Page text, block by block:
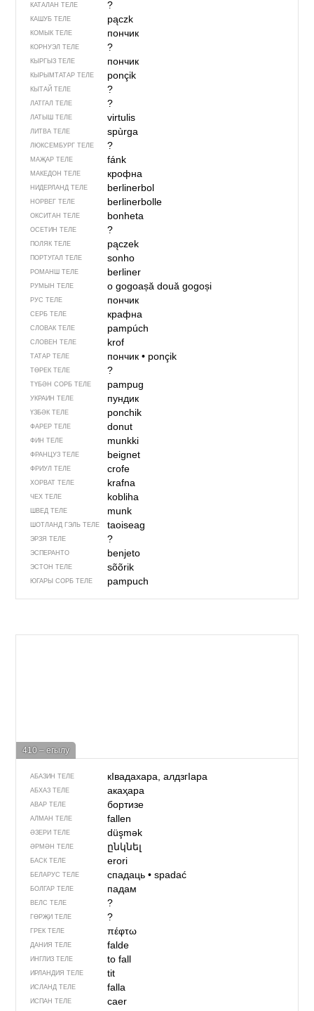
КАТАЛАН ТЕЛЕ ?
КАШУБ ТЕЛЕ pączk
КОМЫК ТЕЛЕ пончик
КОРНУЭЛ ТЕЛЕ ?
КЫРГЫЗ ТЕЛЕ пончик
КЫРЫМТАТАР ТЕЛЕ ponçik
КЫТАЙ ТЕЛЕ ?
ЛАТГАЛ ТЕЛЕ ?
ЛАТЫШ ТЕЛЕ virtulis
ЛИТВА ТЕЛЕ spùrga
ЛЮКСЕМБУРГ ТЕЛЕ ?
МАҖАР ТЕЛЕ fánk
МАКЕДОН ТЕЛЕ крофна
НИДЕРЛАНД ТЕЛЕ berlinerbol
НОРВЕГ ТЕЛЕ berlinerbolle
ОКСИТАН ТЕЛЕ bonheta
ОСЕТИН ТЕЛЕ ?
ПОЛЯК ТЕЛЕ pączek
ПОРТУГАЛ ТЕЛЕ sonho
РОМАНШ ТЕЛЕ berliner
РУМЫН ТЕЛЕ o gogoașădouă gogoși
РУС ТЕЛЕ пончик
СЕРБ ТЕЛЕ крафна
СЛОВАК ТЕЛЕ pampúch
СЛОВЕН ТЕЛЕ krof
ТАТАР ТЕЛЕ пончик• ponçik
ТӨРЕК ТЕЛЕ ?
ТҮБӘН СОРБ ТЕЛЕ pampug
УКРАИН ТЕЛЕ пундик
ҮЗБӘК ТЕЛЕ ponchik
ФАРЕР ТЕЛЕ donut
ФИН ТЕЛЕ munkki
ФРАНЦУЗ ТЕЛЕ beignet
ФРИУЛ ТЕЛЕ crofe
ХОРВАТ ТЕЛЕ krafna
ЧЕХ ТЕЛЕ kobliha
ШВЕД ТЕЛЕ munk
ШОТЛАНД ГЭЛЬ ТЕЛЕ taoiseag
ЭРЗЯ ТЕЛЕ ?
ЭСПЕРАНТО benjeto
ЭСТОН ТЕЛЕ sõõrik
ЮГАРЫ СОРБ ТЕЛЕ pampuch
410 – егылу
АБАЗИН ТЕЛЕ кIвадахара, алдзгIара
АБХАЗ ТЕЛЕ акаҳара
АВАР ТЕЛЕ бортизе
АЛМАН ТЕЛЕ fallen
ӘЗЕРИ ТЕЛЕ düşmək
ӘРМӘН ТЕЛЕ ընկնել
БАСК ТЕЛЕ erori
БЕЛАРУС ТЕЛЕ спадаць• spadać
БОЛГАР ТЕЛЕ падам
ВЕЛС ТЕЛЕ ?
ГӨРҖИ ТЕЛЕ ?
ГРЕК ТЕЛЕ πέφτω
ДАНИЯ ТЕЛЕ falde
ИНГЛИЗ ТЕЛЕ to fall
ИРЛАНДИЯ ТЕЛЕ tit
ИСЛАНД ТЕЛЕ falla
ИСПАН ТЕЛЕ caer